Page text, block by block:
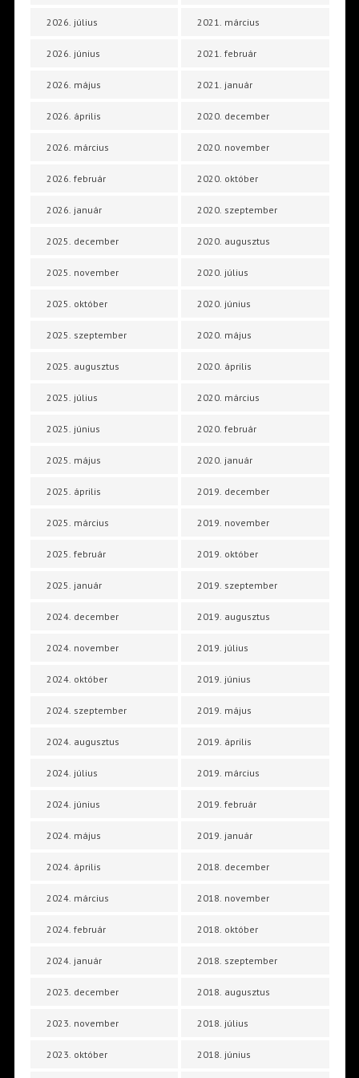
2026. július
2026. június
2026. május
2026. április
2026. március
2026. február
2026. január
2025. december
2025. november
2025. október
2025. szeptember
2025. augusztus
2025. július
2025. június
2025. május
2025. április
2025. március
2025. február
2025. január
2024. december
2024. november
2024. október
2024. szeptember
2024. augusztus
2024. július
2024. június
2024. május
2024. április
2024. március
2024. február
2024. január
2023. december
2023. november
2023. október
2021. március
2021. február
2021. január
2020. december
2020. november
2020. október
2020. szeptember
2020. augusztus
2020. július
2020. június
2020. május
2020. április
2020. március
2020. február
2020. január
2019. december
2019. november
2019. október
2019. szeptember
2019. augusztus
2019. július
2019. június
2019. május
2019. április
2019. március
2019. február
2019. január
2018. december
2018. november
2018. október
2018. szeptember
2018. augusztus
2018. július
2018. június